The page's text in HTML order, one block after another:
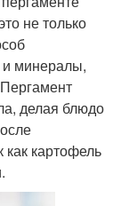
не только
и минералы,
делая блюдо
как картофель